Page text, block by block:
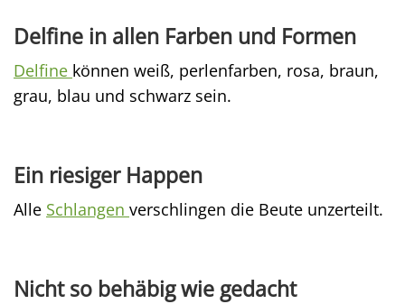
Delfine in allen Farben und Formen
Delfine können weiß, perlenfarben, rosa, braun,
grau, blau und schwarz sein.
Ein riesiger Happen
Alle Schlangen verschlingen die Beute unzerteilt.
Nicht so behäbig wie gedacht